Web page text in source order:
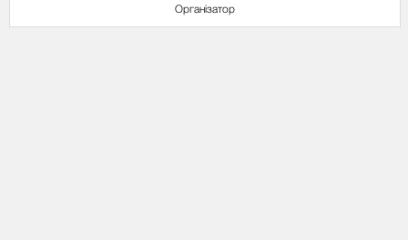
Партнери